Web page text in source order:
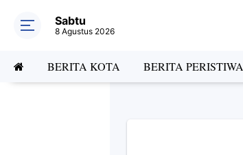
Sabtu
8 Agustus 2026
BERITA KOTA BERITA PERISTIWA